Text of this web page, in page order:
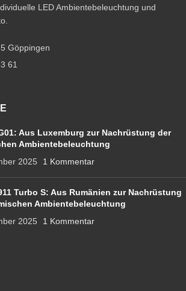
LED Ambientebeleuchtung und
Göppingen
61
Aus Luxemburg zur Nachrüstung der
Ambientebeleuchtung
2025
1 Kommentar
Turbo S: Aus Rumänien zur Nachrüstung
Ambientebeleuchtung
2025
1 Kommentar